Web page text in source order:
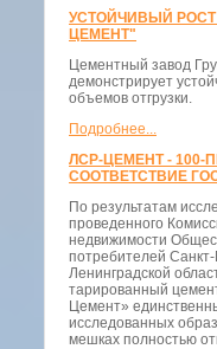
УСТОЙЧИВЫЙ РОСТ
ЦЕМЕНТ"
Цементный завод
демонстрирует
объемов отгрузки.
Подробнее...
ЛСР-ЦЕМЕНТ - 100-
СООТВЕТСТВИЕ
По результатам
проведенного
недвижимости
потребителей
Ленинградской
тарированный
Цемент»
исследованных
мешках полностью